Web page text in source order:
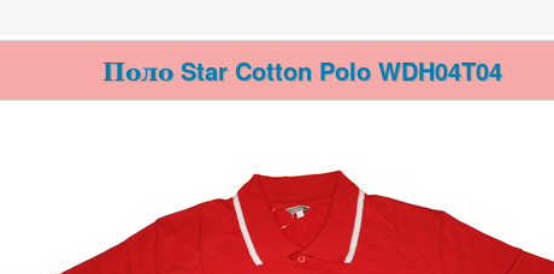
Поло Star Cotton Polo WDH04T04